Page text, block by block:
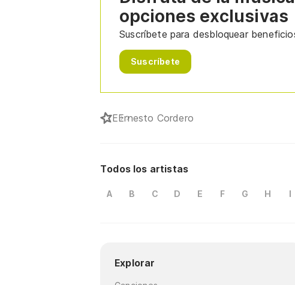
opciones exclusivas
Suscríbete para desbloquear
Suscríbete
EErnesto Cordero
Todos los artistas
A B C D E F G H I
Explorar